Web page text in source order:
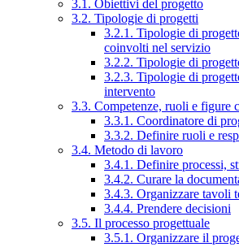
3.1. Obiettivi del progetto
3.2. Tipologie di progetti
3.2.1. Tipologie di
coinvolti nel servizio
3.2.2. Tipologie di
3.2.3. Tipologie di
intervento
3.3. Competenze, ruoli e figure
3.3.1. Coordinatore di
3.3.2. Definire ruoli e
3.4. Metodo di lavoro
3.4.1. Definire processi,
3.4.2. Curare la
3.4.3. Organizzare tavoli
3.4.4. Prendere decisioni
3.5. Il processo progettuale
3.5.1. Organizzare il